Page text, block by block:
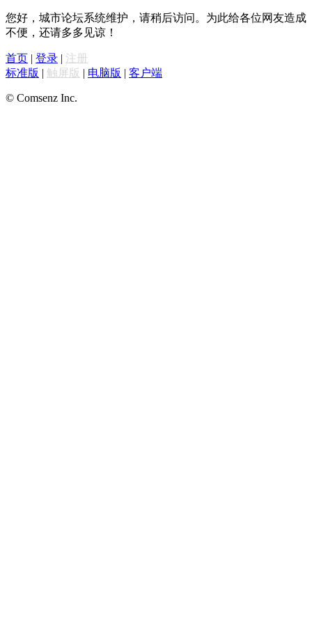
您好，城市论坛系统维护，请稍后访问。为此给各位网友造成
不便，还请多多见谅！
首页 | 登录 | 注册
标准版 | 触屏版 | 电脑版 | 客户端
© Comsenz Inc.